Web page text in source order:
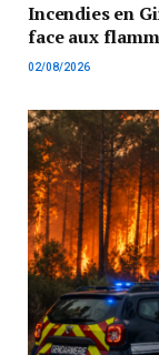
Incendies en
face aux
02/08/2026